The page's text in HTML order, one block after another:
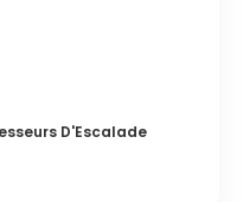
D'Escalade